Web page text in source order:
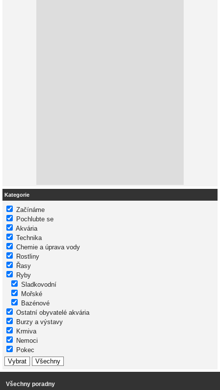
Kategorie
Začínáme
Pochlubte se
Akvária
Technika
Chemie a úprava vody
Rostliny
Řasy
Ryby
Sladkovodní
Mořské
Bazénové
Ostatní obyvatelé akvária
Burzy a výstavy
Krmiva
Nemoci
Pokec
Všechny poradny